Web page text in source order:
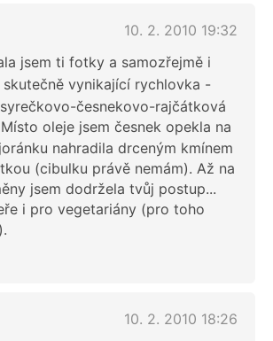
10. 2. 2010 19:32
jsem ti fotky a samozřejmě i
skutečně vynikající rychlovka -
česnekovo-rajčátková
oleje jsem česnek opekla na
nahradila drceným kmínem
(cibulku právě nemám). Až na
jsem dodržela tvůj postup...
i pro vegetariány (pro toho
).
10. 2. 2010 18:26